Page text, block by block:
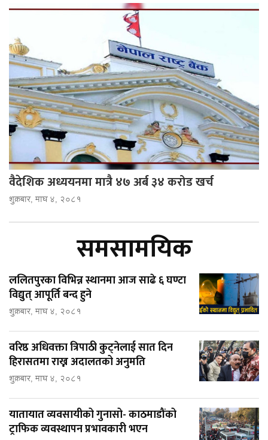
वैदेशिक अध्ययनमा मात्रै ४७ अर्ब ३४ करोड खर्च
शुक्रबार, माघ ४, २०८१
समसामयिक
ललितपुरका विभिन्न स्थानमा आज साढे ६ घण्टा
विद्युत् आपूर्ति बन्द हुने
शुक्रबार, माघ ४, २०८१
वरिष्ठ अधिवक्ता त्रिपाठी कुट्नेलाई सात दिन
हिरासतमा राख्न अदालतको अनुमति
शुक्रबार, माघ ४, २०८१
यातायात व्यवसायीको गुनासो- काठमाडौंको
ट्राफिक व्यवस्थापन प्रभावकारी भएन